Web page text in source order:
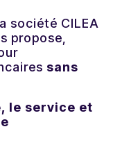
client
société CILEA
propose,
sans
le service et